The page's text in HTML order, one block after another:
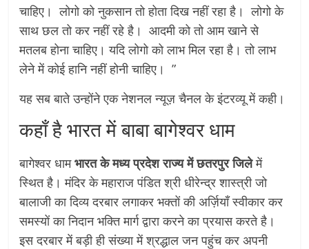
चाहिए। लोगो को नुकसान तो होता दिख नहीं रहा है। लोगो के
साथ छल तो कर नहीं रहे है। आदमी को तो आम खाने से
मतलब होना चाहिए। यदि लोगो को लाभ मिल रहा है। तो लाभ
लेने में कोई हानि नहीं होनी चाहिए। ”
यह सब बाते उन्होंने एक नेशनल न्यूज़ चैनल के इंटरव्यू में कही।
कहाँ है भारत में बाबा बागेश्वर धाम
बागेश्वर धामभारत के मध्य प्रदेश राज्य में छतरपुर जिलेमें
स्थित है। मंदिर के महाराज पंडित श्री धीरेन्द्र शास्त्री जो
बालाजी का दिव्य दरबार लगाकर भक्तों की अर्ज़ियाँ स्वीकार कर
समस्यों का निदान भक्ति मार्ग द्वारा करने का प्रयास करते है।
इस दरबार में बड़ी ही संख्या में श्रद्धाल जन पहुंच कर अपनी